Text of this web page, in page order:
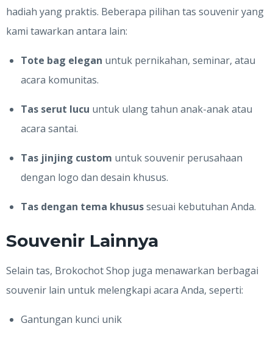
hadiah yang praktis. Beberapa pilihan tas souvenir yang
kami tawarkan antara lain:
Tote bag elegan untuk pernikahan, seminar, atau
acara komunitas.
Tas serut lucu untuk ulang tahun anak-anak atau
acara santai.
Tas jinjing custom untuk souvenir perusahaan
dengan logo dan desain khusus.
Tas dengan tema khusussesuai kebutuhan Anda.
Souvenir Lainnya
Selain tas, Brokochot Shop juga menawarkan berbagai
souvenir lain untuk melengkapi acara Anda, seperti:
Gantungan kunci unik